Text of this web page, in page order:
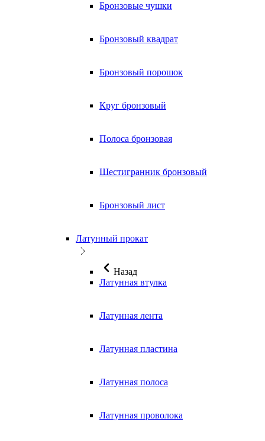
Бронзовые чушки
Бронзовый квадрат
Бронзовый порошок
Круг бронзовый
Полоса бронзовая
Шестигранник бронзовый
Бронзовый лист
Латунный прокат
Назад
Латунная втулка
Латунная лента
Латунная пластина
Латунная полоса
Латунная проволока